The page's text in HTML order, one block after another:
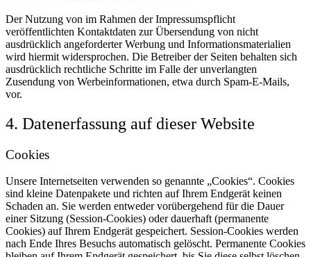
Der Nutzung von im Rahmen der Impressumspflicht
veröffentlichten Kontaktdaten zur Übersendung von nicht
ausdrücklich angeforderter Werbung und Informationsmaterialien
wird hiermit widersprochen. Die Betreiber der Seiten behalten sich
ausdrücklich rechtliche Schritte im Falle der unverlangten
Zusendung von Werbeinformationen, etwa durch Spam-E-Mails,
vor.
4. Datenerfassung auf dieser Website
Cookies
Unsere Internetseiten verwenden so genannte „Cookies“. Cookies
sind kleine Datenpakete und richten auf Ihrem Endgerät keinen
Schaden an. Sie werden entweder vorübergehend für die Dauer
einer Sitzung (Session-Cookies) oder dauerhaft (permanente
Cookies) auf Ihrem Endgerät gespeichert. Session-Cookies werden
nach Ende Ihres Besuchs automatisch gelöscht. Permanente Cookies